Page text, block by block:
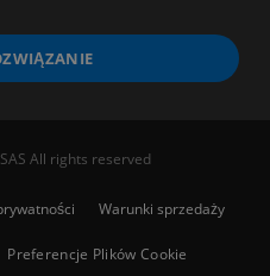
All rights reserved
Warunki sprzedaży
Preferencje Plików Cookie